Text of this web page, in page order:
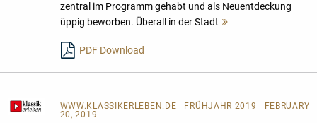
zentral im Programm gehabt und als Neuentdeckung
üppig beworben. Überall in der Stadt
PDF Download
WWW.KLASSIKERLEBEN.DE
| FRÜHJAHR 2019 | FEBRUARY
20, 2019